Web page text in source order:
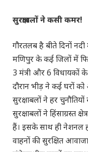
सुरक्षाबलों ने कसी कमर!
गौरतलब है बीते दिनों
मणिपुर के कई जिलों में
3 मंत्री और 6 विधायकों
दौरान भीड़ ने कई घरों
सुरक्षाबलों ने हर
सुरक्षाबलों ने हिंसाग्रस्त
हैं। इसके साथ ही नेशनल
वाहनों की सुरक्षित